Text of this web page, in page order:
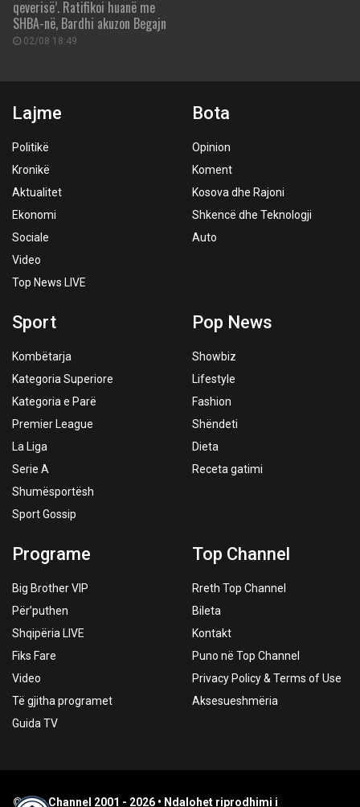
qeverisë’. Ratifikoi huanë me
SHBA-në, Bardhi akuzon Begajn
02/08 18:49
Lajme
Politikë
Kronikë
Aktualitet
Ekonomi
Sociale
Video
Top News LIVE
Bota
Opinion
Koment
Kosova dhe Rajoni
Shkencë dhe Teknologji
Auto
Sport
Kombëtarja
Kategoria Superiore
Kategoria e Parë
Premier League
La Liga
Serie A
Shumësportësh
Sport Gossip
Pop News
Showbiz
Lifestyle
Fashion
Shëndeti
Dieta
Receta gatimi
Programe
Big Brother VIP
Për’puthen
Shqipëria LIVE
Fiks Fare
Video
Të gjitha programet
Guida TV
Top Channel
Rreth Top Channel
Bileta
Kontakt
Puno në Top Channel
Privacy Policy & Terms of Use
Aksesueshmëria
© Top Channel 2001 - 2026 • Ndalohet riprodhimi i